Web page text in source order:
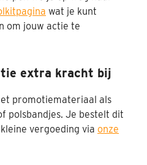
wat je kunt
om jouw actie te
extra kracht bij
promotiemateriaal als
polsbandjes. Je bestelt dit
vergoeding via onze